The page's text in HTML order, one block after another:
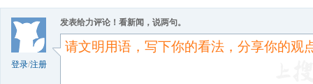
登录/注册
发表给力评论！看新闻，说两句。